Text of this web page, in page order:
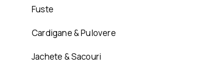
Fuste
Cardigane & Pulovere
Jachete & Sacouri